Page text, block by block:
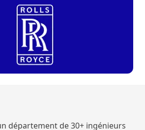
département de 30+ ingénieurs